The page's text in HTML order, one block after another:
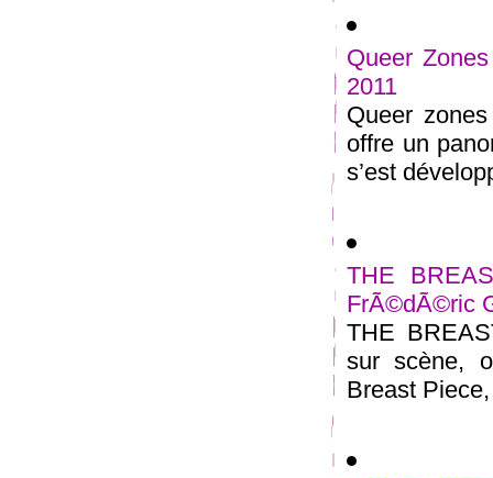
Queer
2011
Queer
offre un
s’est
THE
FrÃ©dÃ©ric
THE
sur scène,
Breast